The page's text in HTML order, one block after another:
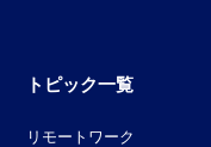
トピック一覧
リモートワーク